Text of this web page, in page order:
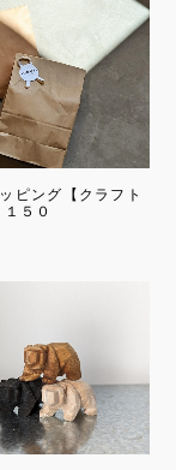
ピング【クラフト
５０